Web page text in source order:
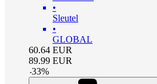
•
Sleutel
•
GLOBAL
60.64 EUR
89.99 EUR
-33%